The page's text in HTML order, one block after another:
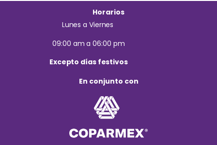
Horarios
Lunes a Viernes
09:00 am a 06:00 pm
Excepto días festivos
En conjunto con